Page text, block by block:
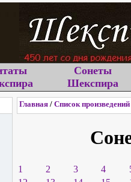
Сонеты
Шекспира
Главная / Список произведений
1 2 3 4